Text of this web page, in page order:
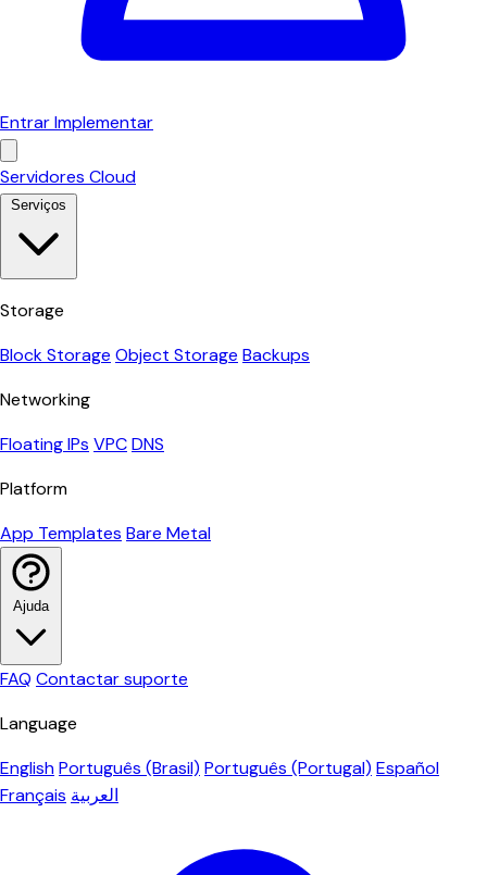
EntrarImplementar
Servidores Cloud
Serviços
Storage
Block Storage Object Storage Backups
Networking
Floating IPs VPCDNS
Platform
App Templates Bare Metal
Ajuda
FAQ Contactar suporte
Language
EnglishPortuguês (Brasil) Português (Portugal) Español
Français العربية